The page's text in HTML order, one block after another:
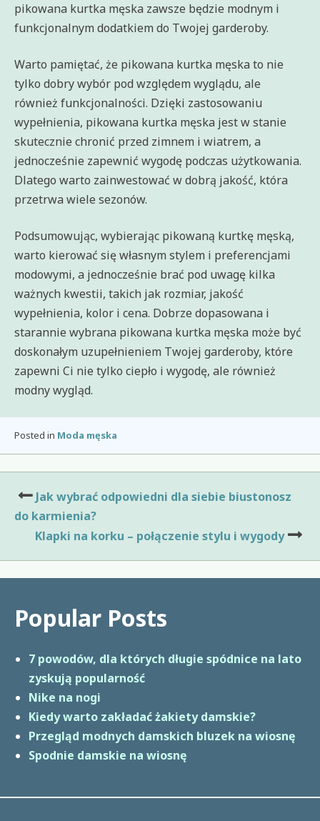
pikowana kurtka męska zawsze będzie modnym i
funkcjonalnym dodatkiem do Twojej garderoby.
Warto pamiętać, że pikowana kurtka męska to nie
tylko dobry wybór pod względem wyglądu, ale
również funkcjonalności. Dzięki zastosowaniu
wypełnienia, pikowana kurtka męska jest w stanie
skutecznie chronić przed zimnem i wiatrem, a
jednocześnie zapewnić wygodę podczas użytkowania.
Dlatego warto zainwestować w dobrą jakość, która
przetrwa wiele sezonów.
Podsumowując, wybierając pikowaną kurtkę męską,
warto kierować się własnym stylem i preferencjami
modowymi, a jednocześnie brać pod uwagę kilka
ważnych kwestii, takich jak rozmiar, jakość
wypełnienia, kolor i cena. Dobrze dopasowana i
starannie wybrana pikowana kurtka męska może być
doskonałym uzupełnieniem Twojej garderoby, które
zapewni Ci nie tylko ciepło i wygodę, ale również
modny wygląd.
Posted in Moda męska
Nawigacja
wpisu
Jak wybrać odpowiedni dla siebie biustonosz
do karmienia?
Klapki na korku – połączenie stylu i wygody
Popular Posts
7 powodów, dla których długie spódnice na lato
zyskują popularność
Nike na nogi
Kiedy warto zakładać żakiety damskie?
Przegląd modnych damskich bluzek na wiosnę
Spodnie damskie na wiosnę